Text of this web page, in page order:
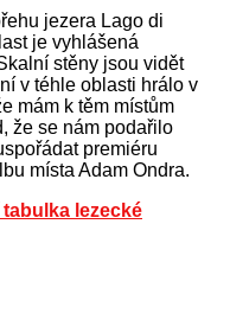
jezera Lago di
je vyhlášená
stěny jsou vidět
v téhle oblasti hrálo v
mám k těm místům
že se nám podařilo
premiéru
místa Adam Ondra.
lezecké